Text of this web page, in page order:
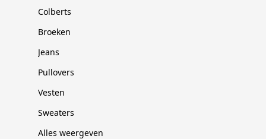
Colberts
Broeken
Jeans
Pullovers
Vesten
Sweaters
Alles weergeven